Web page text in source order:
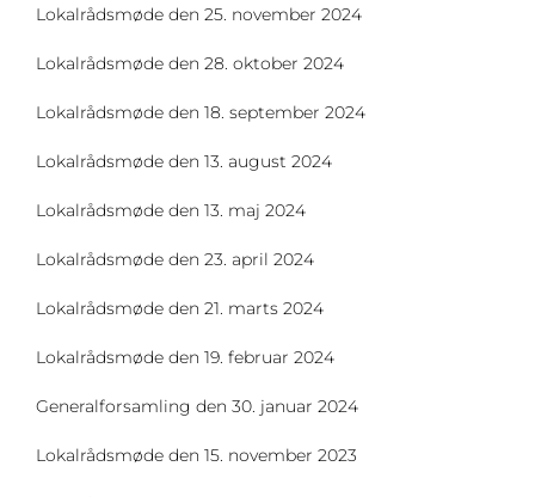
Lokalrådsmøde den 25. november 2024
Lokalrådsmøde den 28. oktober 2024
Lokalrådsmøde den 18. september 2024
Lokalrådsmøde den 13. august 2024
Lokalrådsmøde den 13. maj 2024
Lokalrådsmøde den 23. april 2024
Lokalrådsmøde den 21. marts 2024
Lokalrådsmøde den 19. februar 2024
Generalforsamling den 30. januar 2024
Lokalrådsmøde den 15. november 2023